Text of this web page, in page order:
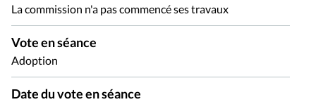
La commission n'a pas commencé ses travaux
Vote en séance
Adoption
Date du vote en séance